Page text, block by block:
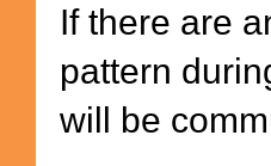
If there are
pattern
will be